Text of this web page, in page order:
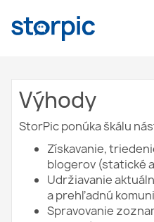
Výhody
StorPic ponúka škálu
Získavanie,
blogerov (statické
Udržiavanie
a prehľadnú
Spravovanie